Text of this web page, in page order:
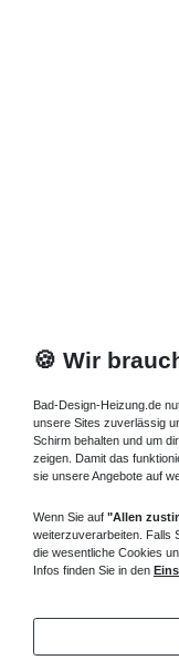
🍪 Wir
Bad-Design-Heizung.de
unsere Sites zuverlässig
Schirm behalten und um
zeigen. Damit das
sie unsere Angebote auf
Wenn Sie auf "Allen
weiterzuverarbeiten. Falls
die wesentliche Cookies
Infos finden Sie in den